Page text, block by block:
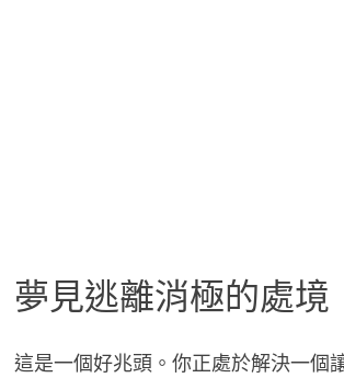
夢見逃離消極的處境
這是一個好兆頭。你正處於解決一個